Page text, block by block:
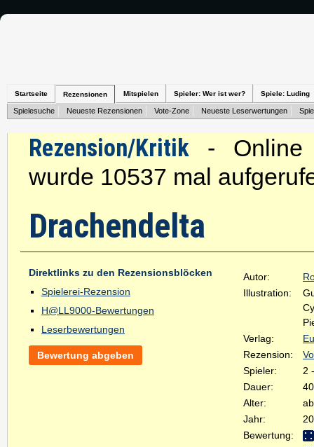
Startseite Rezensionen Mitspielen Spieler: Wer ist wer? Spiele: Luding
Spielesuche Neueste Rezensionen Vote-Zone Neueste Leserwertungen
Rezension/Kritik - Online
wurde 10537 mal
Drachendelta
Direktlinks zu den Rezensionsblöcken
Spielerei-Rezension
H@LL9000-Bewertungen
Leserbewertungen
Bewertung abgeben
Autor:
Illustration:
Verlag:
Rezension:
Spieler:
2
Dauer:
Alter:
Jahr:
Bewertung: